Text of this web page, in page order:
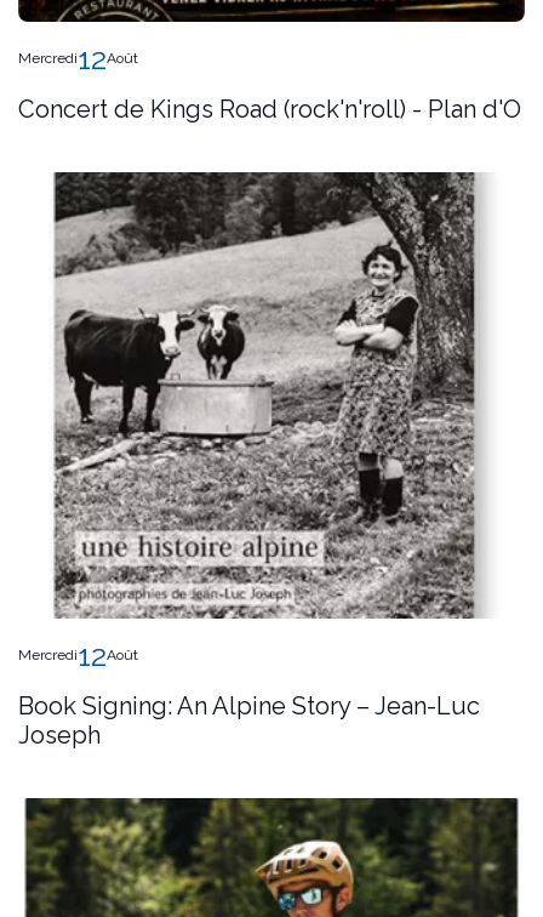
Mercredi12Août
Concert de Kings Road (rock'n'roll) - Plan d'O
Mercredi12Août
Book Signing: An Alpine Story – Jean-Luc
Joseph